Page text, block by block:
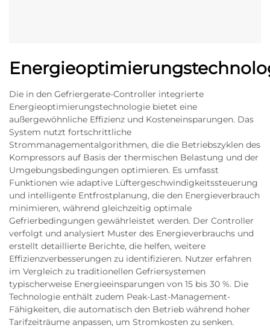
Die in den Gefriergerate-Controller integrierte
Energieoptimierungstechnologie bietet eine
außergewöhnliche Effizienz und Kosteneinsparungen. Das
System nutzt fortschrittliche
Strommanagementalgorithmen, die die Betriebszyklen des
Kompressors auf Basis der thermischen Belastung und der
Umgebungsbedingungen optimieren. Es umfasst
Funktionen wie adaptive Lüftergeschwindigkeitssteuerung
und intelligente Entfrostplanung, die den Energieverbrauch
minimieren, während gleichzeitig optimale
Gefrierbedingungen gewährleistet werden. Der Controller
verfolgt und analysiert Muster des Energieverbrauchs und
erstellt detaillierte Berichte, die helfen, weitere
Effizienzverbesserungen zu identifizieren. Nutzer erfahren
im Vergleich zu traditionellen Gefriersystemen
typischerweise Energieeinsparungen von 15 bis 30 %. Die
Technologie enthält zudem Peak-Last-Management-
Fähigkeiten, die automatisch den Betrieb während hoher
Tarifzeiträume anpassen, um Stromkosten zu senken.